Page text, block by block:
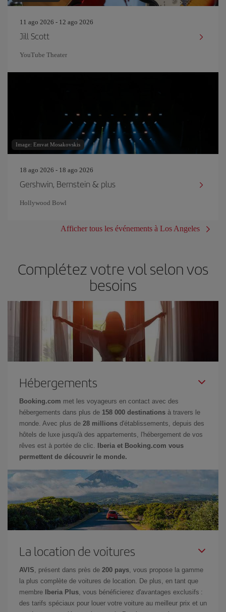
11 ago 2026 - 12 ago 2026
Jill Scott
YouTube Theater
Image: Emvat Mosakovskis
18 ago 2026 - 18 ago 2026
Gershwin, Bernstein & plus
Hollywood Bowl
Afficher tous les événements à Los Angeles
Complétez votre vol selon vos
besoins
Hébergements
Booking.com met les voyageurs en contact avec des
hébergements dans plus de 158 000 destinations à travers le
monde. Avec plus de 28 millions d'établissements, depuis des
hôtels de luxe jusqu'à des appartements, l'hébergement de vos
rêves est à portée de clic.
Iberia et Booking.com vous
permettent de découvrir le monde.
La location de voitures
AVIS, présent dans près de 200 pays, vous propose la gamme
la plus complète de voitures de location. De plus, en tant que
membre
Iberia Plus, vous bénéficierez d'avantages exclusifs :
des tarifs spéciaux pour louer votre voiture au meilleur prix et un